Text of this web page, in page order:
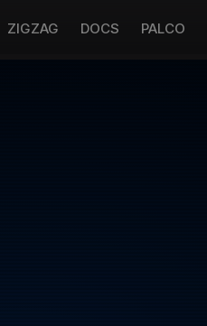
ZIGZAG DOCS PALCO